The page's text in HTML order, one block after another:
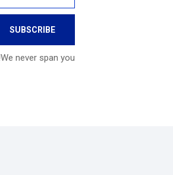
We never span you!